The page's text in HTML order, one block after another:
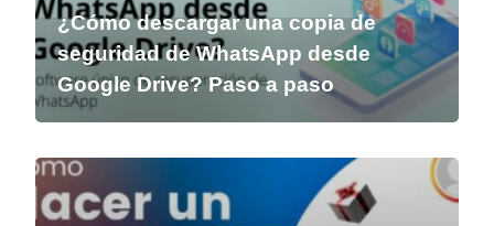
¿Cómo descargar una copia de
seguridad de WhatsApp desde
Google Drive? Paso a paso